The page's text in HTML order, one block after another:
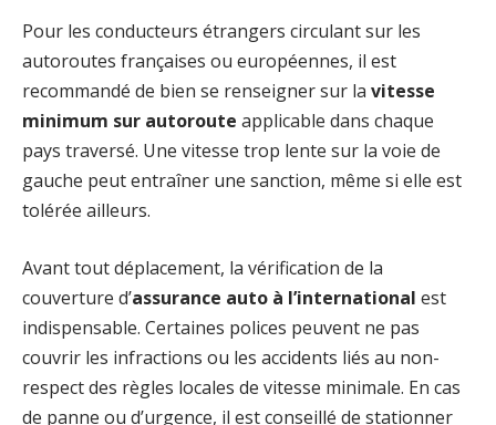
Pour les conducteurs étrangers circulant sur les
autoroutes françaises ou européennes, il est
recommandé de bien se renseigner sur la vitesse
minimum sur autoroute applicable dans chaque
pays traversé. Une vitesse trop lente sur la voie de
gauche peut entraîner une sanction, même si elle est
tolérée ailleurs.
Avant tout déplacement, la vérification de la
couverture d’assurance auto à l’international est
indispensable. Certaines polices peuvent ne pas
couvrir les infractions ou les accidents liés au non-
respect des règles locales de vitesse minimale. En cas
de panne ou d’urgence, il est conseillé de stationner